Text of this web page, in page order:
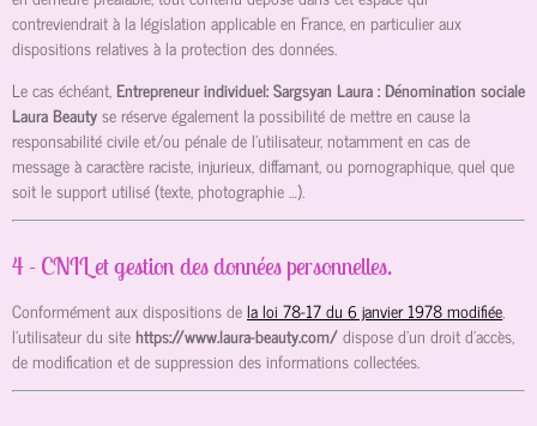
contreviendrait à la législation applicable en France, en particulier aux
dispositions relatives à la protection des données.
Le cas échéant, Entrepreneur individuel: Sargsyan Laura : Dénomination sociale
Laura Beautyse réserve également la possibilité de mettre en cause la
responsabilité civile et/ou pénale de l’utilisateur, notamment en cas de
message à caractère raciste, injurieux, diffamant, ou pornographique, quel que
soit le support utilisé (texte, photographie …).
4 - CNIL et gestion des données personnelles.
Conformément aux dispositions dela loi 78-17 du 6 janvier 1978 modifiée,
l’utilisateur du sitehttps://www.laura-beauty.com/dispose d’un droit d’accès,
de modification et de suppression des informations collectées.